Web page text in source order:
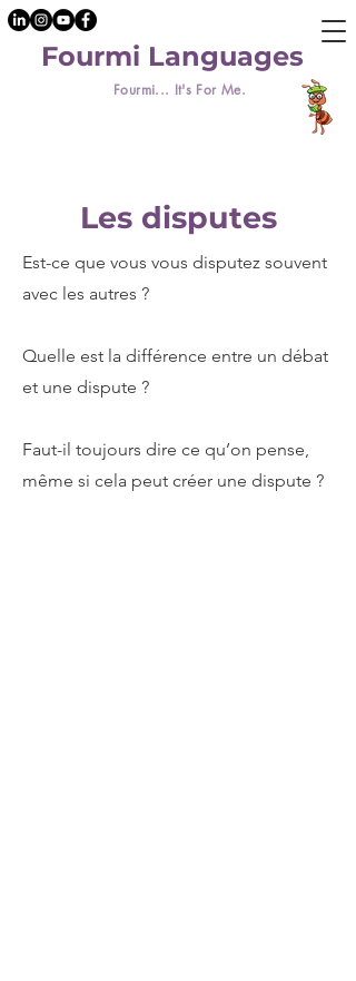
Fourmi... It's For Me.
Fourmi Languages
Les disputes
Est-ce que vous vous disputez souvent
avec les autres ?
Quelle est la différence entre un débat
et une dispute ?
Faut-il toujours dire ce qu’on pense,
même si cela peut créer une dispute ?